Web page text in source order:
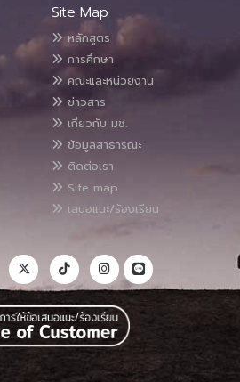
Site Map
หลักสูตร
การศึกษา
คณะและหน่วยงาน
ข่าวสาร
เกี่ยวกับ มช.
ข้อมูลสาธารณะ
ติดต่อเรา
Site map
เสนอแนะ/ร้องเรียน